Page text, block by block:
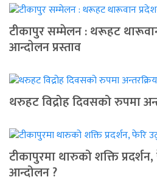
टीकापुर सम्मेलन : थरूहट
आन्दाेलन प्रस्ताव
थरुहट विद्रोह दिवसको रुपमा
टीकापुरमा थारुको शक्ति
आन्दोलन ?